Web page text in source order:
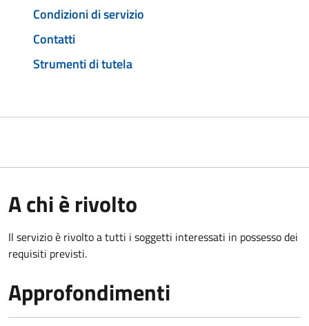
Condizioni di servizio
Contatti
Strumenti di tutela
A chi è rivolto
Il servizio è rivolto a tutti i soggetti interessati in possesso dei
requisiti previsti.
Approfondimenti